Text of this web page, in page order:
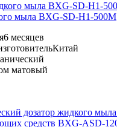
мыла BXG-SD-H1-500M
6 месяцев
Китай
матовый